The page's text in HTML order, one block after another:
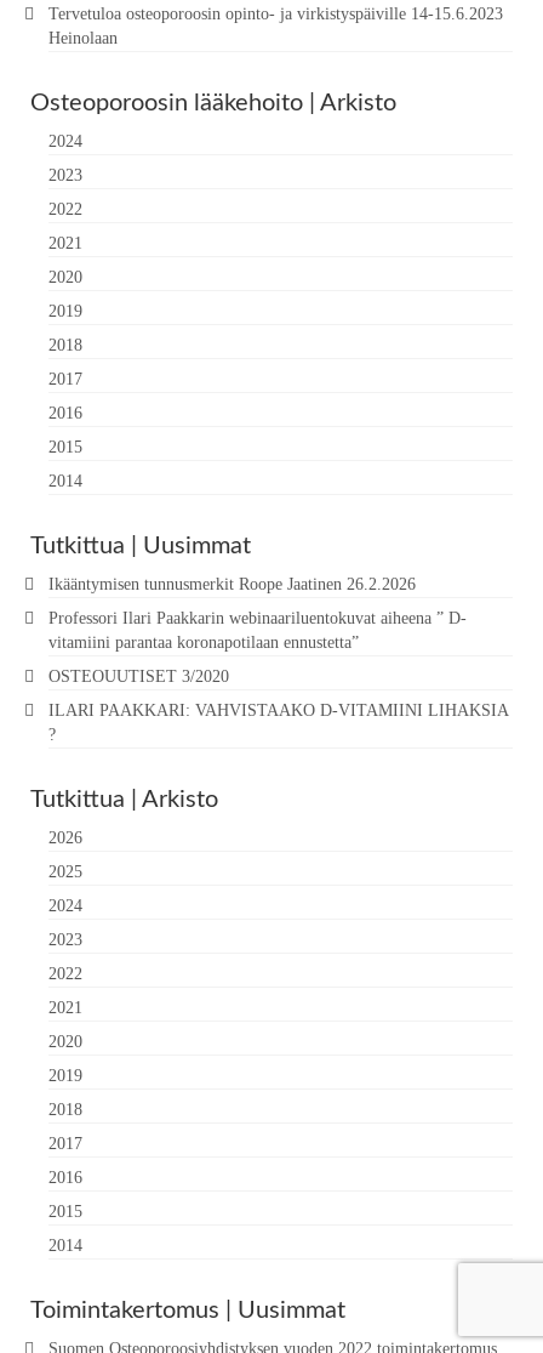
Tervetuloa osteoporoosin opinto- ja virkistyspäiville 14-15.6.2023
Heinolaan
Osteoporoosin lääkehoito | Arkisto
2024
2023
2022
2021
2020
2019
2018
2017
2016
2015
2014
Tutkittua | Uusimmat
Ikääntymisen tunnusmerkit Roope Jaatinen 26.2.2026
Professori Ilari Paakkarin webinaariluentokuvat aiheena ” D-
vitamiini parantaa koronapotilaan ennustetta”
OSTEOUUTISET 3/2020
ILARI PAAKKARI: VAHVISTAAKO D-VITAMIINI LIHAKSIA
?
Tutkittua | Arkisto
2026
2025
2024
2023
2022
2021
2020
2019
2018
2017
2016
2015
2014
Toimintakertomus | Uusimmat
Suomen Osteoporoosiyhdistyksen vuoden 2022 toimintakertomus